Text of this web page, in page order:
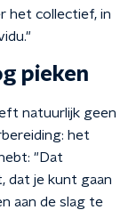
het collectief, in
pieken
natuurlijk geen
het
"Dat
dat je kunt gaan
aan de slag te